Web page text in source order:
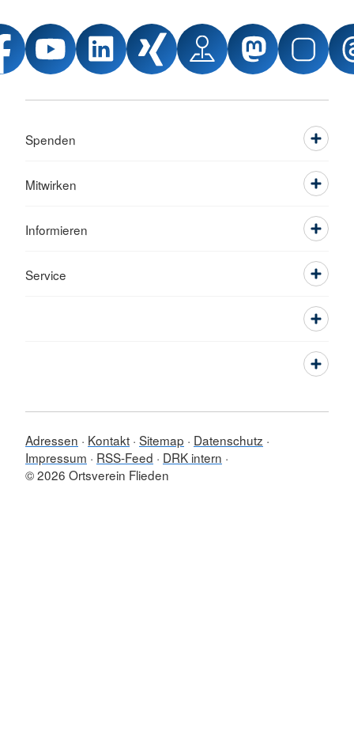
Spenden
Mitwirken
Informieren
Service
Adressen Kontakt Sitemap
Datenschutz
Impressum
RSS-Feed
DRK intern
© 2026 Ortsverein Flieden